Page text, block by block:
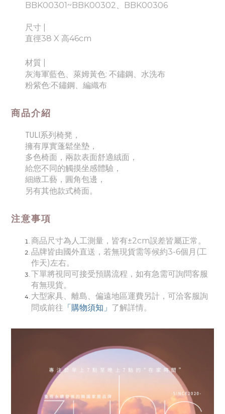
BBK00301~BBK00302、
BBK00306
尺寸 |
直徑38 X 高46cm
材質 |
灰海軍藍色、萊姆黃色: 不鏽鋼、水洗布
粉紫色:不鏽鋼、編織布
商品介紹
TULI系列椅凳 ，
擁有厚實蓬鬆坐墊 ，
多色椅面，兩款表面舒適絨面 ，
給您不同的觸摸坐感體驗 ，
細緻工藝，圓角包邊 ，
另有其他款式椅面。
注意事項
商品尺寸為人工測量，皆有±2cm誤差皆屬正常。
品牌皆由國外直送，若無現貨需等候約3-6個月(工
作天)左右。
下單將視同可接受預購流程，如有急需可詢問客服
有無現貨。
大型家具、離島、偏遠地區運費另計，可洽客服詢
問或前往 「購物須知」 了解詳情。